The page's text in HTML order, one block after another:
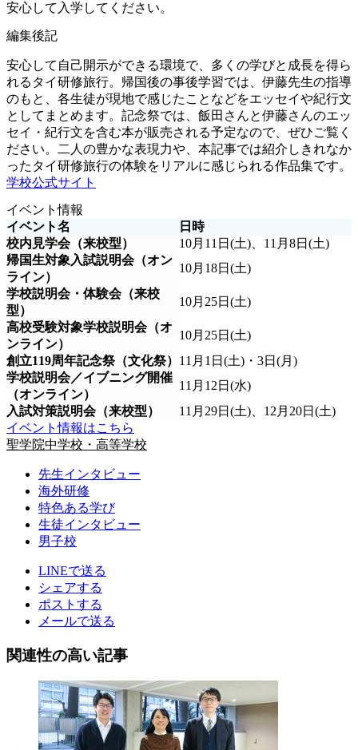
安心して入学してください。
編集後記
安心して自己開示ができる環境で、多くの学びと成長を得ら
れるタイ研修旅行。帰国後の事後学習では、伊藤先生の指導
のもと、各生徒が現地で感じたことなどをエッセイや紀行文
としてまとめます。記念祭では、飯田さんと伊藤さんのエッ
セイ・紀行文を含む本が販売される予定なので、ぜひご覧く
ださい。二人の豊かな表現力や、本記事では紹介しきれなか
ったタイ研修旅行の体験をリアルに感じられる作品集です。
学校公式サイト
イベント情報
イベント名
日時
校内見学会（来校型）
10月11日(土)、11月8日(土)
帰国生対象入試説明会（オン
ライン）
10月18日(土)
学校説明会・体験会（来校
型）
10月25日(土)
高校受験対象学校説明会（オ
ンライン）
10月25日(土)
創立119周年記念祭（文化祭） 11月1日(土)・3日(月)
学校説明会／イブニング開催
（オンライン）
11月12日(水)
入試対策説明会（来校型）
11月29日(土)、12月20日(土)
イベント情報はこちら
聖学院中学校・高等学校
先生インタビュー
海外研修
特色ある学び
生徒インタビュー
男子校
LINEで送る
シェアする
ポストする
メールで送る
関連性の高い記事